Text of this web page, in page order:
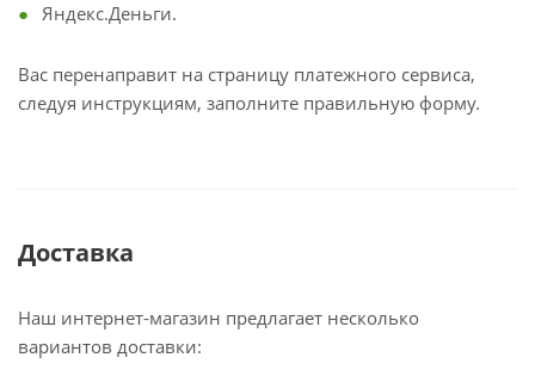
Яндекс.Деньги.
Вас перенаправит на страницу платежного сервиса,
следуя инструкциям, заполните правильную форму.
Доставка
Наш интернет-магазин предлагает несколько
вариантов доставки: